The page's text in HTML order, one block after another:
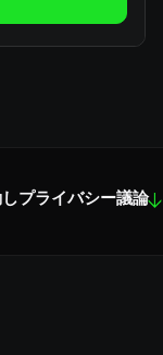
プライバシー議論↓